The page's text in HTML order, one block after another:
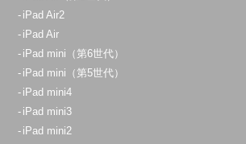
iPad Air2
iPad Air
iPad mini（第6世代）
iPad mini（第5世代）
iPad mini4
iPad mini3
iPad mini2